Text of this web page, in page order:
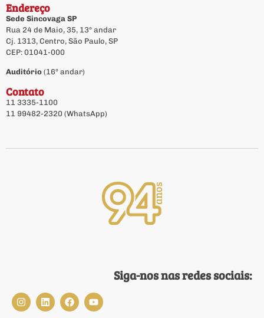
Endereço
Sede Sincovaga SP
Rua 24 de Maio, 35, 13º andar
Cj. 1313, Centro, São Paulo, SP
CEP: 01041-000
Auditório (16º andar)
Contato
11 3335-1100
11 99482-2320 (WhatsApp)
Siga-nos nas redes sociais: